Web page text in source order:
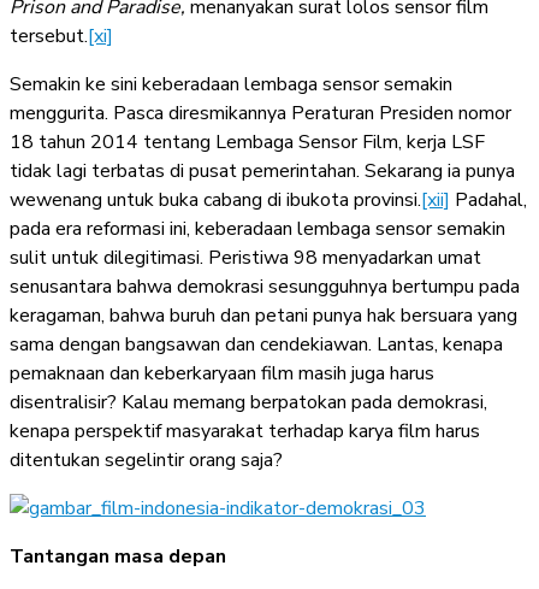
Prison and Paradise, menanyakan surat lolos sensor film
tersebut.[xi]
Semakin ke sini keberadaan lembaga sensor semakin
menggurita. Pasca diresmikannya Peraturan Presiden nomor
18 tahun 2014 tentang Lembaga Sensor Film, kerja LSF
tidak lagi terbatas di pusat pemerintahan. Sekarang ia punya
wewenang untuk buka cabang di ibukota provinsi.[xii] Padahal,
pada era reformasi ini, keberadaan lembaga sensor semakin
sulit untuk dilegitimasi. Peristiwa 98 menyadarkan umat
senusantara bahwa demokrasi sesungguhnya bertumpu pada
keragaman, bahwa buruh dan petani punya hak bersuara yang
sama dengan bangsawan dan cendekiawan. Lantas, kenapa
pemaknaan dan keberkaryaan film masih juga harus
disentralisir? Kalau memang berpatokan pada demokrasi,
kenapa perspektif masyarakat terhadap karya film harus
ditentukan segelintir orang saja?
Tantangan masa depan